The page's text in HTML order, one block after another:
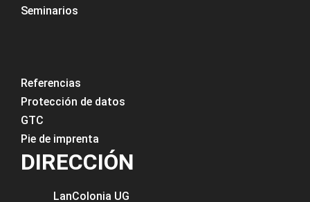
Seminarios
Referencias
Protección de datos
GTC
Pie de imprenta
DIRECCIÓN
LanColonia UG